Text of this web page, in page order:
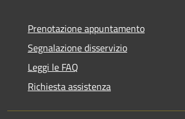
Prenotazione appuntamento
Segnalazione disservizio
Leggi le FAQ
Richiesta assistenza